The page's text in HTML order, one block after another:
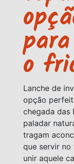
o
Lanche de
opção
chegada das
paladar
tragam
que servir no
unir aquele